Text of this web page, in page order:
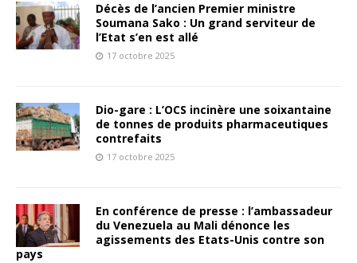
Décès de l’ancien Premier ministre
Soumana Sako : Un grand serviteur de
l’Etat s’en est allé
17 octobre 2025
Dio-gare : L’OCS incinère une soixantaine
de tonnes de produits pharmaceutiques
contrefaits
17 octobre 2025
En conférence de presse : l’ambassadeur
du Venezuela au Mali dénonce les
agissements des Etats-Unis contre son
pays